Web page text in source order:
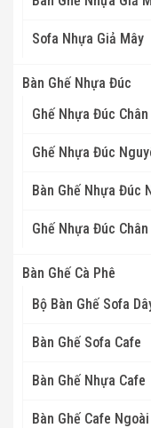
Sofa Nhựa Giả Mây
Bàn Ghế Nhựa Đúc
Ghế Nhựa Đúc
Ghế Nhựa Đúc
Bàn Ghế Nhựa Đúc
Ghế Nhựa Đúc
Bàn Ghế Cà Phê
Bộ Bàn Ghế Sofa
Bàn Ghế Sofa Cafe
Bàn Ghế Nhựa Cafe
Bàn Ghế Cafe